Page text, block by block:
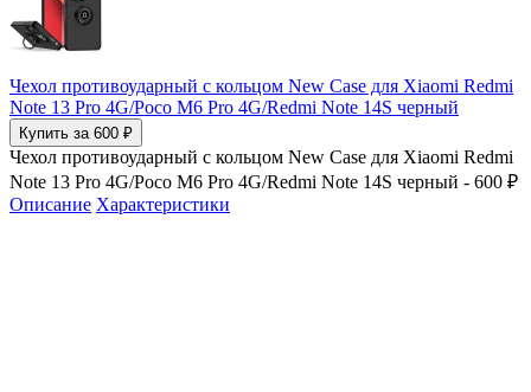
Чехол противоударный с кольцом New Case для Xiaomi Redmi
Note 13 Pro 4G/Poco M6 Pro 4G/Redmi Note 14S черный
Купить за 600 ₽
Чехол противоударный с кольцом New Case для Xiaomi Redmi
Note 13 Pro 4G/Poco M6 Pro 4G/Redmi Note 14S черный - 600 ₽
Описание Характеристики